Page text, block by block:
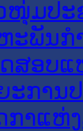
ໜຸ່ມປະ
ະພັນກ
ສອບແ
ະການ
ກາແຫ່